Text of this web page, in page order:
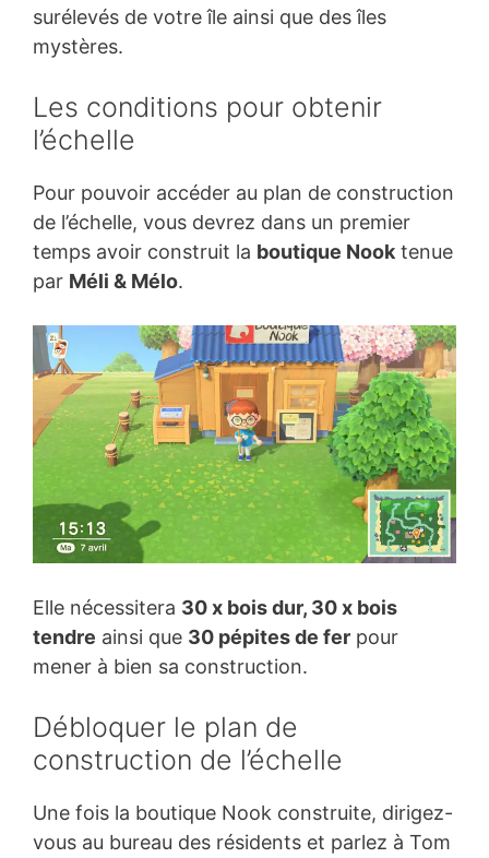
surélevés de votre île ainsi que des îles
mystères.
Les conditions pour obtenir
l’échelle
Pour pouvoir accéder au plan de construction
de l’échelle, vous devrez dans un premier
temps avoir construit la boutique Nook tenue
par Méli & Mélo.
Elle nécessitera 30 x bois dur, 30 x bois
tendre ainsi que 30 pépites de fer pour
mener à bien sa construction.
Débloquer le plan de
construction de l’échelle
Une fois la boutique Nook construite, dirigez-
vous au bureau des résidents et parlez à Tom